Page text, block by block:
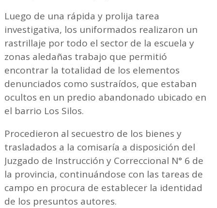
Luego de una rápida y prolija tarea
investigativa, los uniformados realizaron un
rastrillaje por todo el sector de la escuela y
zonas aledañas trabajo que permitió
encontrar la totalidad de los elementos
denunciados como sustraídos, que estaban
ocultos en un predio abandonado ubicado en
el barrio Los Silos.
Procedieron al secuestro de los bienes y
trasladados a la comisaría a disposición del
Juzgado de Instrucción y Correccional N° 6 de
la provincia, continuándose con las tareas de
campo en procura de establecer la identidad
de los presuntos autores.